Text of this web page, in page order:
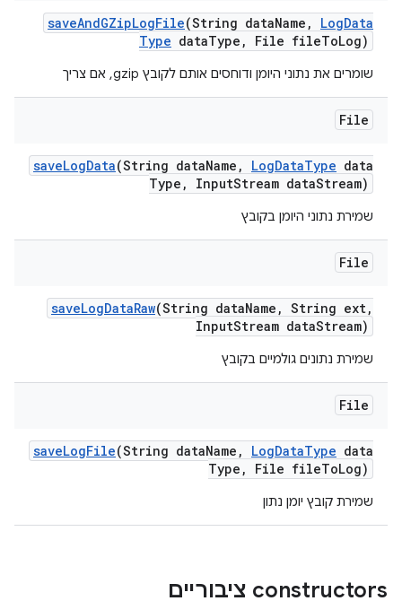
saveAndGZipLogFile(String dataName , LogData
Type dataType , File fileToLog)
שומרים את נתוני היומן ודוחסים אותם לקובץ gzip, אם צריך
File
saveLogData(String dataName , LogDataType data
Type , InputStream dataStream)
שמירת נתוני היומן בקובץ
File
saveLogDataRaw(String dataName , String ext,
InputStream dataStream)
שמירת נתונים גולמיים בקובץ
File
saveLogFile(String dataName , LogDataType data
Type , File fileToLog)
שמירת קובץ יומן נתון
‫constructors ציבוריים